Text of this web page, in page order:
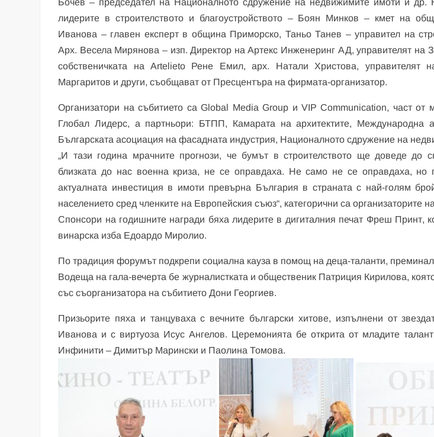
лидерите в строителството и благоустройството – Боян Минков – кмет на
Иванова – главен експерт в община Приморско, Таньо Танев – управител на
Арх. Весела Мирянова – изп. Директор на Артекс Инженеринг АД, управителят на
собственичката на Artelieto Рене Емил, арх. Натали Христова, управителят
Маргаритов и други, съобщават от Пресцентъра на фирмата-организатор.
Организатори на събитието са Global Media Group и VIP Communication, част от
Глобал Лидерс, а партньори: БТПП, Камарата на архитектите, Международна
Българската асоциация на фасадната индустрия, Националното сдружение на
„И тази година мрачните прогнози, че бумът в строителството ще доведе до
близката до нас военна криза, не се оправдаха. Не само не се оправдаха, но
актуалната инвестиция в имоти превърна България в страната с най-голям
населението сред членките на Европейския съюз“, категорични са организаторите
Спонсори на годишните награди бяха лидерите в дигиталния печат Фреш Принт,
винарска изба Едоардо Миролио.
По традиция форумът подкрепи социална кауза в помощ на деца-таланти,
Водеща на гала-вечерта бе журналистката и общественик Патриция Кирилова,
със съорганизатора на събитието Дони Георгиев.
Призьорите пяха и танцуваха с вечните български хитове, изпълнени от
Иванова и с виртуоза Исус Ангелов. Церемонията бе открита от младите
Инфинити – Димитър Марински и Паолина Томова.